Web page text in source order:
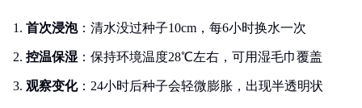
首次浸泡：清水没过种子10cm，每6小时换水一次
控温保湿 ：保持环境温度28℃左右，可用湿毛巾覆盖
观察变化：24小时后种子会轻微膨胀，出现半透明状